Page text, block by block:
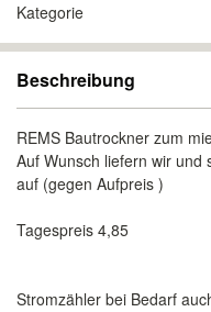
Kategorie
Beschreibung
REMS Bautrockner zum
Auf Wunsch liefern wir und
auf (gegen Aufpreis )
Tagespreis 4,85
Stromzähler bei Bedarf